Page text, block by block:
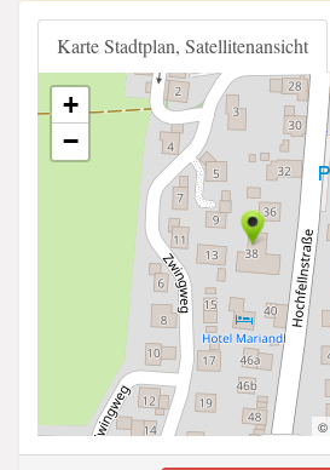
Karte Stadtplan, Satellitenansicht
+
−
©